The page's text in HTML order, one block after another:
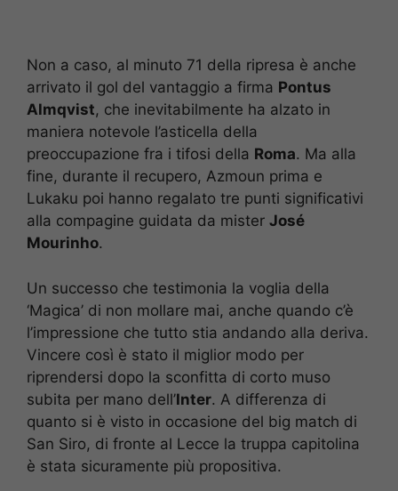
Non a caso, al minuto 71 della ripresa è anche
arrivato il gol del vantaggio a firma Pontus
Almqvist, che inevitabilmente ha alzato in
maniera notevole l’asticella della
preoccupazione fra i tifosi della Roma. Ma alla
fine, durante il recupero, Azmoun prima e
Lukaku poi hanno regalato tre punti significativi
alla compagine guidata da mister José
Mourinho.
Un successo che testimonia la voglia della
‘Magica’ di non mollare mai, anche quando c’è
l’impressione che tutto stia andando alla deriva.
Vincere così è stato il miglior modo per
riprendersi dopo la sconfitta di corto muso
subita per mano dell’Inter. A differenza di
quanto si è visto in occasione del big match di
San Siro, di fronte al Lecce la truppa capitolina
è stata sicuramente più propositiva.